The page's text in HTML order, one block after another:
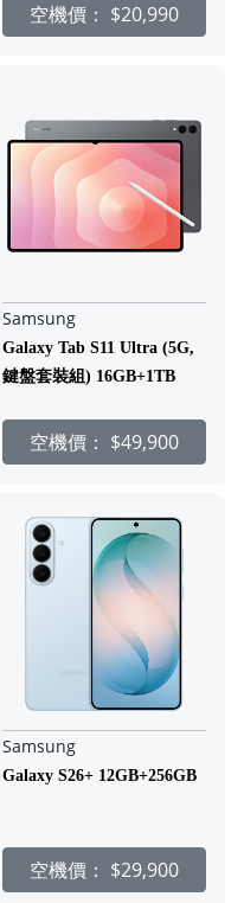
空機價： $20,990
Samsung
Galaxy Tab S11 Ultra (5G,
鍵盤套裝組) 16GB+1TB
空機價： $49,900
Samsung
Galaxy S26+ 12GB+256GB
空機價： $29,900